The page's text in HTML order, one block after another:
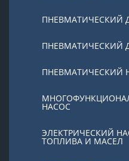
ПНЕВМАТИЧЕСКИЙ
ПНЕВМАТИЧЕСКИЙ
ПНЕВМАТИЧЕСКИЙ
НАСОС
ЭЛЕКТРИЧЕСКИЙ
ТОПЛИВА И МАСЕЛ